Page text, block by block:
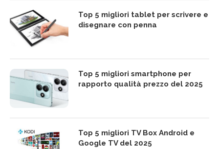
Top 5 migliori tablet per scrivere e
disegnare con penna
Top 5 migliori smartphone per
rapporto qualità prezzo del 2025
Top 5 migliori TV Box Android e
Google TV del 2025